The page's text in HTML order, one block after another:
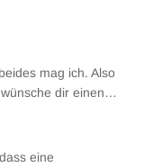
mag ich. Also
dir einen…
eine